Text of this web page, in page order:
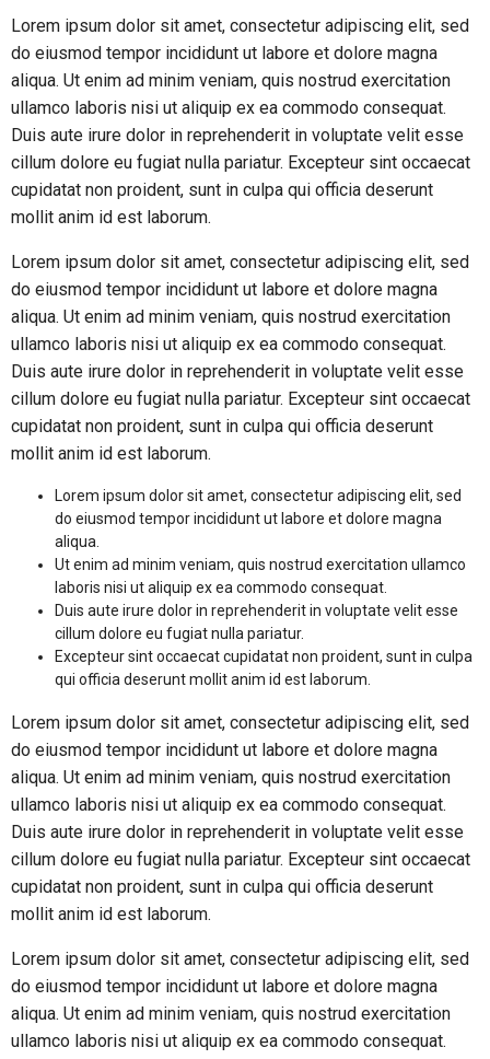
Lorem ipsum dolor sit amet, consectetur adipiscing elit, sed
do eiusmod tempor incididunt ut labore et dolore magna
aliqua. Ut enim ad minim veniam, quis nostrud exercitation
ullamco laboris nisi ut aliquip ex ea commodo consequat.
Duis aute irure dolor in reprehenderit in voluptate velit esse
cillum dolore eu fugiat nulla pariatur. Excepteur sint occaecat
cupidatat non proident, sunt in culpa qui officia deserunt
mollit anim id est laborum.
Lorem ipsum dolor sit amet, consectetur adipiscing elit, sed
do eiusmod tempor incididunt ut labore et dolore magna
aliqua. Ut enim ad minim veniam, quis nostrud exercitation
ullamco laboris nisi ut aliquip ex ea commodo consequat.
Duis aute irure dolor in reprehenderit in voluptate velit esse
cillum dolore eu fugiat nulla pariatur. Excepteur sint occaecat
cupidatat non proident, sunt in culpa qui officia deserunt
mollit anim id est laborum.
Lorem ipsum dolor sit amet, consectetur adipiscing elit, sed
do eiusmod tempor incididunt ut labore et dolore magna
aliqua.
Ut enim ad minim veniam, quis nostrud exercitation ullamco
laboris nisi ut aliquip ex ea commodo consequat.
Duis aute irure dolor in reprehenderit in voluptate velit esse
cillum dolore eu fugiat nulla pariatur.
Excepteur sint occaecat cupidatat non proident, sunt in culpa
qui officia deserunt mollit anim id est laborum.
Lorem ipsum dolor sit amet, consectetur adipiscing elit, sed
do eiusmod tempor incididunt ut labore et dolore magna
aliqua. Ut enim ad minim veniam, quis nostrud exercitation
ullamco laboris nisi ut aliquip ex ea commodo consequat.
Duis aute irure dolor in reprehenderit in voluptate velit esse
cillum dolore eu fugiat nulla pariatur. Excepteur sint occaecat
cupidatat non proident, sunt in culpa qui officia deserunt
mollit anim id est laborum.
Lorem ipsum dolor sit amet, consectetur adipiscing elit, sed
do eiusmod tempor incididunt ut labore et dolore magna
aliqua. Ut enim ad minim veniam, quis nostrud exercitation
ullamco laboris nisi ut aliquip ex ea commodo consequat.